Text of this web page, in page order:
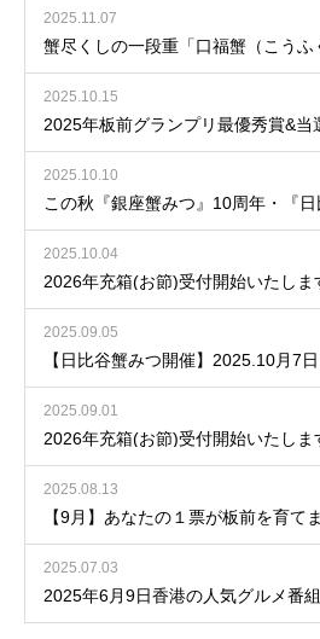
2025.11.07
2025.10.15
2025年板前グランプリ最優秀賞&当
2025.10.10
2025.10.04
2026年充箱(お節)受付開始いたしま
2025.09.05
2025.09.01
2026年充箱(お節)受付開始いたしま
2025.08.13
2025.07.03